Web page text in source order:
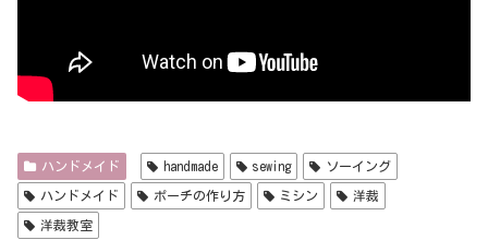
ハンドメイド handmade sewing ソーイング
ハンドメイド ポーチの作り方 ミシン 洋裁
洋裁教室